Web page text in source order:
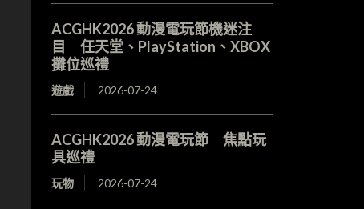
ACGHK2026 動漫電玩節機迷注
目 任天堂、PlayStation、XBOX
攤位巡禮
遊戲 2026-07-24
ACGHK2026 動漫電玩節 焦點玩
具巡禮
玩物 2026-07-24